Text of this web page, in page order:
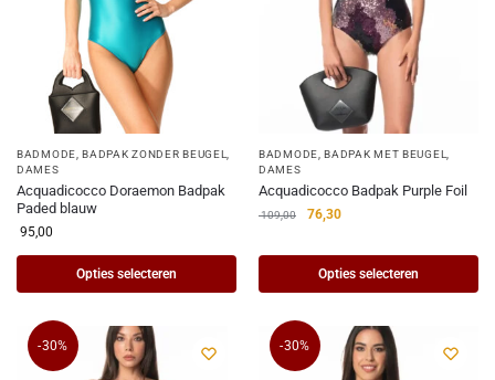
BADMODE ,BADPAK ZONDER BEUGEL
DAMES
Acquadicocco Doraemon Badpak
Paded blauw
95,00
Opties selecteren
BADMODE ,BADPAK MET BEUGEL
DAMES
Acquadicocco Badpak Purple Foil
109,00 76,30
Opties selecteren
-30% -30%